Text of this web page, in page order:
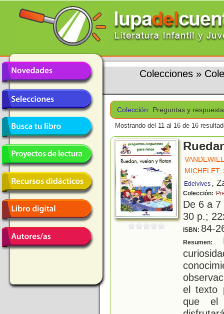
Colecciones »
Colección: Preguntas y
Mostrando del 11 al 16 de 16
MICHELET,
Edelvives ,
Colección:
De 6 a
30 p.;
ISBN: 84-
Resumen:
el texto
que el